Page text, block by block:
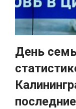
День